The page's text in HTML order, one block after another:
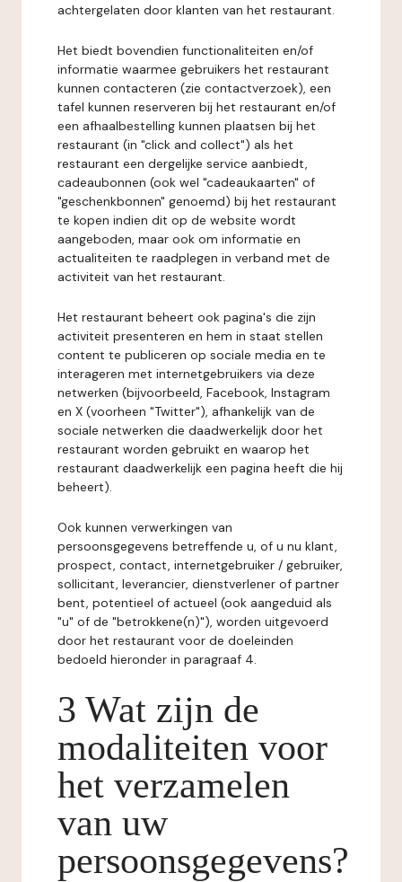
achtergelaten door klanten van het restaurant.
Het biedt bovendien functionaliteiten en/of
informatie waarmee gebruikers het restaurant
kunnen contacteren (zie contactverzoek), een
tafel kunnen reserveren bij het restaurant en/of
een afhaalbestelling kunnen plaatsen bij het
restaurant (in "click and collect") als het
restaurant een dergelijke service aanbiedt,
cadeaubonnen (ook wel "cadeaukaarten" of
"geschenkbonnen" genoemd) bij het restaurant
te kopen indien dit op de website wordt
aangeboden, maar ook om informatie en
actualiteiten te raadplegen in verband met de
activiteit van het restaurant.
Het restaurant beheert ook pagina's die zijn
activiteit presenteren en hem in staat stellen
content te publiceren op sociale media en te
interageren met internetgebruikers via deze
netwerken (bijvoorbeeld, Facebook, Instagram
en X (voorheen "Twitter"), afhankelijk van de
sociale netwerken die daadwerkelijk door het
restaurant worden gebruikt en waarop het
restaurant daadwerkelijk een pagina heeft die hij
beheert).
Ook kunnen verwerkingen van
persoonsgegevens betreffende u, of u nu klant,
prospect, contact, internetgebruiker / gebruiker,
sollicitant, leverancier, dienstverlener of partner
bent, potentieel of actueel (ook aangeduid als
"u" of de "betrokkene(n)"), worden uitgevoerd
door het restaurant voor de doeleinden
bedoeld hieronder in paragraaf 4.
3 Wat zijn de
modaliteiten voor
het verzamelen
van uw
persoonsgegevens?